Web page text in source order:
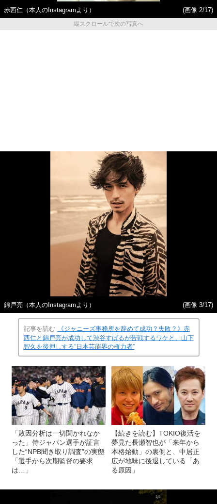
赤西仁（本人のInstagramより）
(画像 2/17)
縦スクロールで次の写真へ
錦戸亮（本人のInstagramより） (画像 3/17)
記事を読む
《ジャニーズ事務所を辞めて成功？失敗？》赤
西仁と錦戸亮が成功して渋谷すばるが苦戦するワケと、山下
智久を後押しする“日本芸能界の権力者”
「敗因分析は一切聞かれなか
った」侍ジャパン選手が証言
した“NPB聞き取り調査”の実態
「選手から次期監督の要求
は…」
【続きを読む】TOKIO復活を
夢見た長瀬智也が「来年から
本格始動」の裏側と、中居正
広が地味に後退している「あ
る原因」